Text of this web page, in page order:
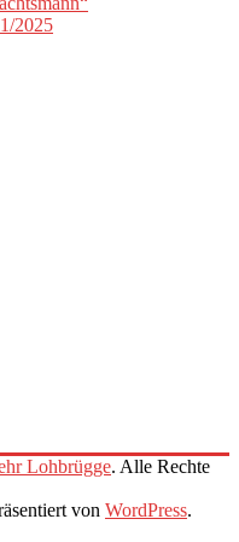
2025
Lohbrügge. Alle Rechte
von WordPress.